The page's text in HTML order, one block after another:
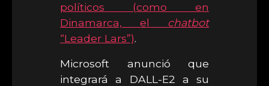
políticos (como en
Dinamarca, el chatbot
“Leader Lars”).
Microsoft anunció que
integrará a DALL-E2 a su